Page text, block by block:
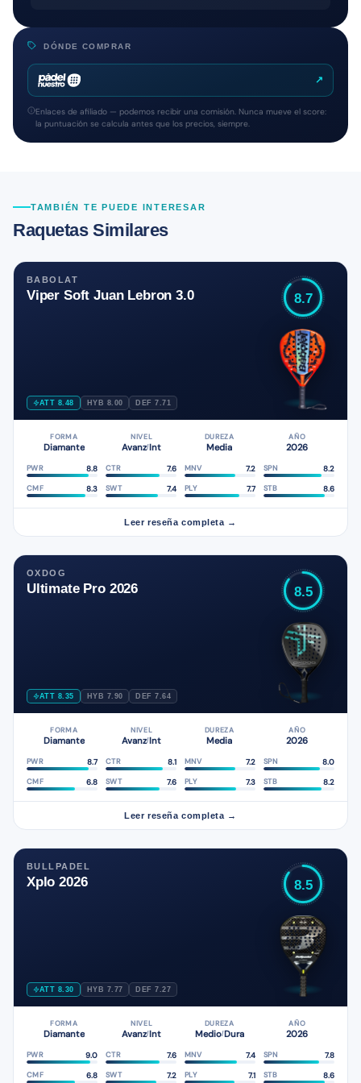
DÓNDE COMPRAR
↗
Enlaces de afiliado — podemos recibir una comisión. Nunca mueve el score:
la puntuación se calcula antes que los precios, siempre.
TAMBIÉN TE PUEDE INTERESAR
Raquetas Similares
BABOLAT
Viper Soft Juan Lebron 3.0
ATT 8.48 HYB 8.00 DEF 7.71
8.7
FORMA
Diamante
NIVEL
Avanz/Int
DUREZA
Media
AÑO
2026
PWR 8.8 CTR 7.6 MNV 7.2 SPN 8.2
CMF 8.3 SWT 7.4 PLY 7.7 STB 8.6
Leer reseña completa →
OXDOG
Ultimate Pro 2026
ATT 8.35 HYB 7.90 DEF 7.64
8.5
FORMA
Diamante
NIVEL
Avanz/Int
DUREZA
Media
AÑO
2026
PWR 8.7 CTR 8.1 MNV 7.2 SPN 8.0
CMF 6.8 SWT 7.6 PLY 7.3 STB 8.2
Leer reseña completa →
BULLPADEL
Xplo 2026
ATT 8.30 HYB 7.77 DEF 7.27
8.5
FORMA
Diamante
NIVEL
Avanz/Int
DUREZA
Medio/Dura
AÑO
2026
PWR 9.0 CTR 7.6 MNV 7.4 SPN 7.8
CMF 6.8 SWT 7.2 PLY 7.1 STB 8.6